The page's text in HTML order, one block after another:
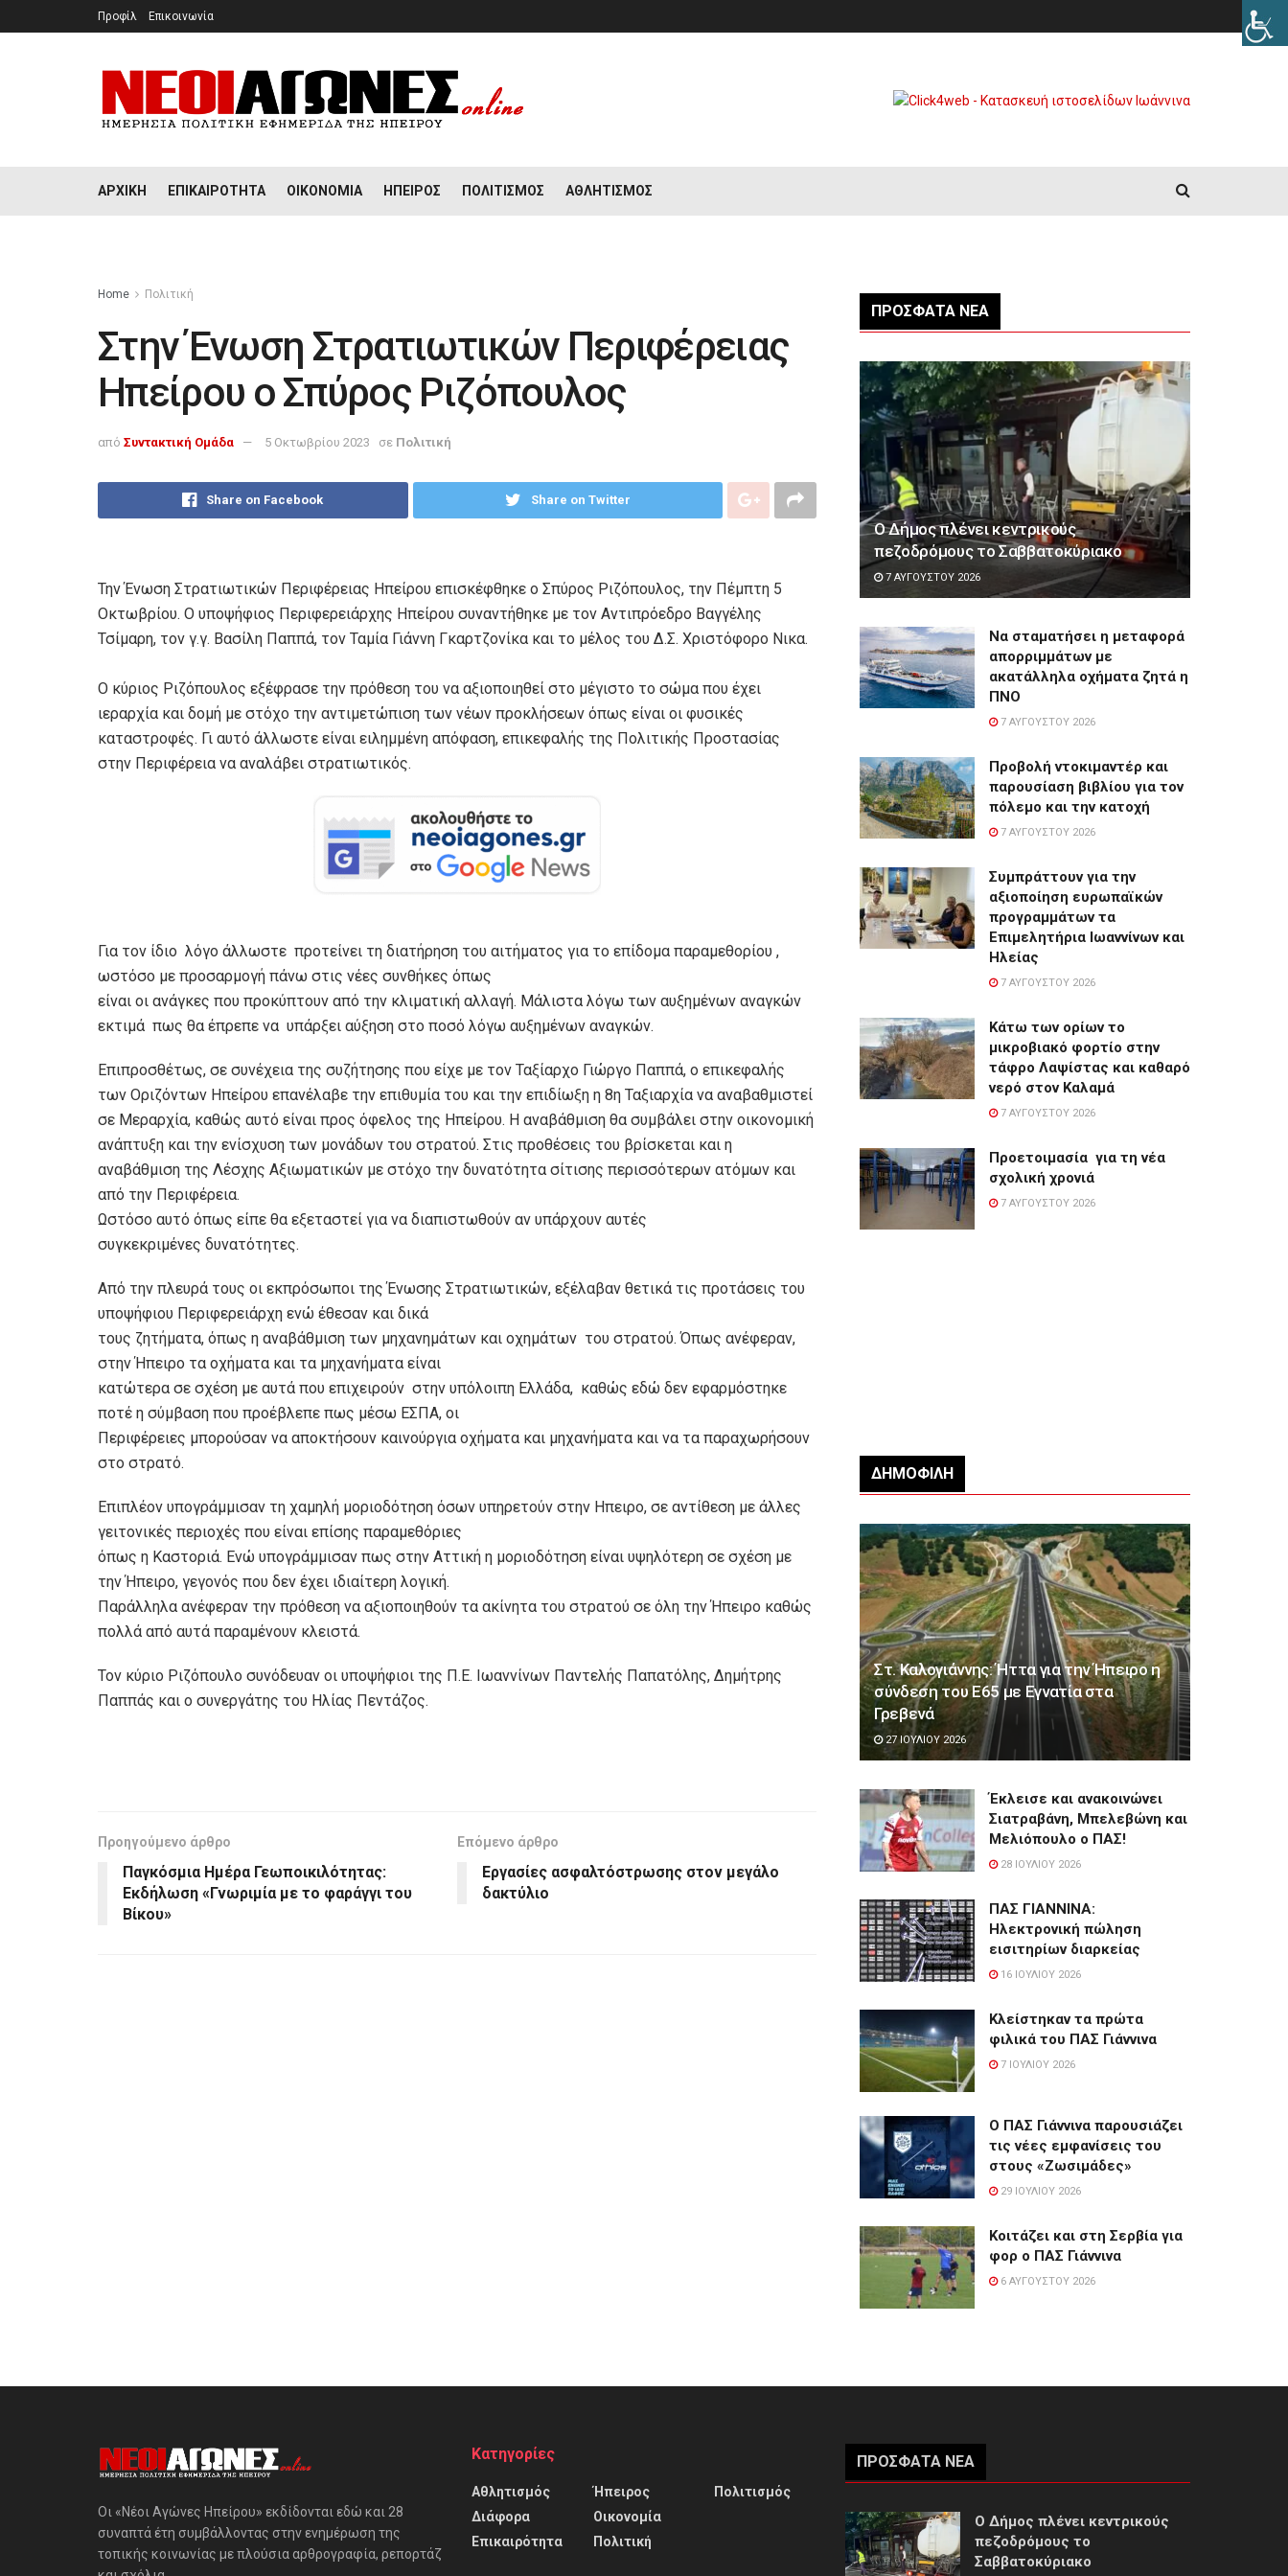
Προφίλ Επικοινωνία
ΑΡΧΙΚΉ ΕΠΙΚΑΙΡΌΤΗΤΑ ΟΙΚΟΝΟΜΊΑ ΉΠΕΙΡΟΣ ΠΟΛΙΤΙΣΜΌΣ ΑΘΛΗΤΙΣΜΌΣ
Home Πολιτική
Στην Ένωση Στρατιωτικών Περιφέρειας
Ηπείρου ο Σπύρος Ριζόπουλος
από Συντακτική Ομάδα 5 Οκτωβρίου 2023 σε Πολιτική
Share on Facebook Share on Twitter
Την Ένωση Στρατιωτικών Περιφέρειας Ηπείρου επισκέφθηκε ο Σπύρος Ριζόπουλος, την Πέμπτη 5
Οκτωβρίου. Ο υποψήφιος Περιφερειάρχης Ηπείρου συναντήθηκε με τον Αντιπρόεδρο Βαγγέλης
Τσίμαρη, τον γ.γ. Βασίλη Παππά, τον Ταμία Γιάννη Γκαρτζονίκα και το μέλος του Δ.Σ. Χριστόφορο Νικα.
Ο κύριος Ριζόπουλος εξέφρασε την πρόθεση του να αξιοποιηθεί στο μέγιστο το σώμα που έχει
ιεραρχία και δομή με στόχο την αντιμετώπιση των νέων προκλήσεων όπως είναι οι φυσικές
καταστροφές. Γι αυτό άλλωστε είναι ειλημμένη απόφαση, επικεφαλής της Πολιτικής Προστασίας
στην Περιφέρεια να αναλάβει στρατιωτικός.
Για τον ίδιο λόγο άλλωστε προτείνει τη διατήρηση του αιτήματος για το επίδομα παραμεθορίου ,
ωστόσο με προσαρμογή πάνω στις νέες συνθήκες όπως
είναι οι ανάγκες που προκύπτουν από την κλιματική αλλαγή. Μάλιστα λόγω των αυξημένων αναγκών
εκτιμά πως θα έπρεπε να υπάρξει αύξηση στο ποσό λόγω αυξημένων αναγκών.
Επιπροσθέτως, σε συνέχεια της συζήτησης που είχε με τον Ταξίαρχο Γιώργο Παππά, ο επικεφαλής
των Οριζόντων Ηπείρου επανέλαβε την επιθυμία του και την επιδίωξη η 8η Ταξιαρχία να αναβαθμιστεί
σε Μεραρχία, καθώς αυτό είναι προς όφελος της Ηπείρου. Η αναβάθμιση θα συμβάλει στην οικονομική
ανάπτυξη και την ενίσχυση των μονάδων του στρατού. Στις προθέσεις του βρίσκεται και η
αναβάθμιση της Λέσχης Αξιωματικών με στόχο την δυνατότητα σίτισης περισσότερων ατόμων και
από την Περιφέρεια.
Ωστόσο αυτό όπως είπε θα εξεταστεί για να διαπιστωθούν αν υπάρχουν αυτές
συγκεκριμένες δυνατότητες.
Από την πλευρά τους οι εκπρόσωποι της Ένωσης Στρατιωτικών, εξέλαβαν θετικά τις προτάσεις του
υποψήφιου Περιφερειάρχη ενώ έθεσαν και δικά
τους ζητήματα, όπως η αναβάθμιση των μηχανημάτων και οχημάτων του στρατού. Όπως ανέφεραν,
στην Ήπειρο τα οχήματα και τα μηχανήματα είναι
κατώτερα σε σχέση με αυτά που επιχειρούν στην υπόλοιπη Ελλάδα, καθώς εδώ δεν εφαρμόστηκε
ποτέ η σύμβαση που προέβλεπε πως μέσω ΕΣΠΑ, οι
Περιφέρειες μπορούσαν να αποκτήσουν καινούργια οχήματα και μηχανήματα και να τα παραχωρήσουν
στο στρατό.
Επιπλέον υπογράμμισαν τη χαμηλή μοριοδότηση όσων υπηρετούν στην Ηπειρο, σε αντίθεση με άλλες
γειτονικές περιοχές που είναι επίσης παραμεθόριες
όπως η Καστοριά. Ενώ υπογράμμισαν πως στην Αττική η μοριοδότηση είναι υψηλότερη σε σχέση με
την Ήπειρο, γεγονός που δεν έχει ιδιαίτερη λογική.
Παράλληλα ανέφεραν την πρόθεση να αξιοποιηθούν τα ακίνητα του στρατού σε όλη την Ήπειρο καθώς
πολλά από αυτά παραμένουν κλειστά.
Τον κύριο Ριζόπουλο συνόδευαν οι υποψήφιοι της Π.Ε. Ιωαννίνων Παντελής Παπατόλης, Δημήτρης
Παππάς και ο συνεργάτης του Ηλίας Πεντάζος.
Προηγούμενο άρθρο
Παγκόσμια Ημέρα Γεωποικιλότητας:
Εκδήλωση «Γνωριμία με το φαράγγι του
Βίκου»
Επόμενο άρθρο
Εργασίες ασφαλτόστρωσης στον μεγάλο
δακτύλιο
ΠΡΌΣΦΑΤΑ ΝΈΑ
Ο Δήμος πλένει κεντρικούς
πεζοδρόμους το Σαββατοκύριακο
7 ΑΥΓΟΎΣΤΟΥ 2026
Να σταματήσει η μεταφορά
απορριμμάτων με
ακατάλληλα οχήματα ζητά η
ΠΝΟ
7 ΑΥΓΟΎΣΤΟΥ 2026
Προβολή ντοκιμαντέρ και
παρουσίαση βιβλίου για τον
πόλεμο και την κατοχή
7 ΑΥΓΟΎΣΤΟΥ 2026
Συμπράττουν για την
αξιοποίηση ευρωπαϊκών
προγραμμάτων τα
Επιμελητήρια Ιωαννίνων και
Ηλείας
7 ΑΥΓΟΎΣΤΟΥ 2026
Κάτω των ορίων το
μικροβιακό φορτίο στην
τάφρο Λαψίστας και καθαρό
νερό στον Καλαμά
7 ΑΥΓΟΎΣΤΟΥ 2026
Προετοιμασία για τη νέα
σχολική χρονιά
7 ΑΥΓΟΎΣΤΟΥ 2026
ΔΗΜΟΦΙΛΉ
Στ. Καλογιάννης: Ήττα για την Ήπειρο η
σύνδεση του Ε65 με Εγνατία στα
Γρεβενά
27 ΙΟΥΛΊΟΥ 2026
Έκλεισε και ανακοινώνει
Σιατραβάνη, Μπελεβώνη και
Μελιόπουλο ο ΠΑΣ!
28 ΙΟΥΛΊΟΥ 2026
ΠΑΣ ΓΙΑΝΝΙΝΑ:
Hλεκτρονική πώληση
εισιτηρίων διαρκείας
16 ΙΟΥΛΊΟΥ 2026
Κλείστηκαν τα πρώτα
φιλικά του ΠΑΣ Γιάννινα
7 ΙΟΥΛΊΟΥ 2026
Ο ΠΑΣ Γιάννινα παρουσιάζει
τις νέες εμφανίσεις του
στους «Ζωσιμάδες»
29 ΙΟΥΛΊΟΥ 2026
Κοιτάζει και στη Σερβία για
φορ ο ΠΑΣ Γιάννινα
6 ΑΥΓΟΎΣΤΟΥ 2026
Οι «Νέοι Αγώνες Ηπείρου» εκδίδονται εδώ και 28
συναπτά έτη συμβάλλοντας στην ενημέρωση της
τοπικής κοινωνίας με πλούσια αρθρογραφία, ρεπορτάζ
Κατηγορίες
Αθλητισμός
Διάφορα
Επικαιρότητα
Ήπειρος
Οικονομία
Πολιτική
Πολιτισμός
ΠΡΌΣΦΑΤΑ ΝΈΑ
Ο Δήμος πλένει κεντρικούς
πεζοδρόμους το
Σαββατοκύριακο